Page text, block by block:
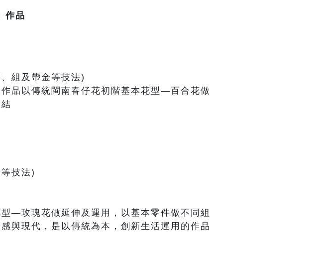
作品
組及帶金等技法)
品以傳統閩南春仔花初階基本花型—百合花做
技法)
—玫瑰花做延伸及運用，以基本零件做不同組
與現代，是以傳統為本，創新生活運用的作品